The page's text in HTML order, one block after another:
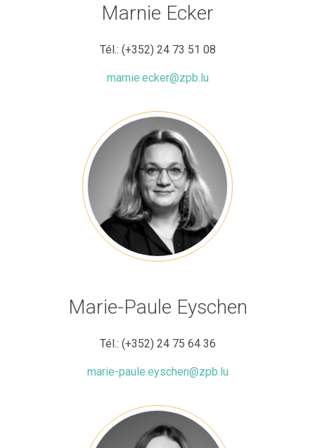
Marnie Ecker
Tél.: (+352) 24 73 51 08
marnie.ecker@zpb.lu
Marie-Paule Eyschen
Tél.: (+352) 24 75 64 36
marie-paule.eyschen@zpb.lu